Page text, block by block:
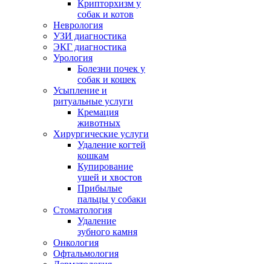
Крипторхизм у
собак и котов
Неврология
УЗИ диагностика
ЭКГ диагностика
Урология
Болезни почек у
собак и кошек
Усыпление и
ритуальные услуги
Кремация
животных
Хирургические услуги
Удаление когтей
кошкам
Купирование
ушей и хвостов
Прибылые
пальцы у собаки
Стоматология
Удаление
зубного камня
Онкология
Офтальмология